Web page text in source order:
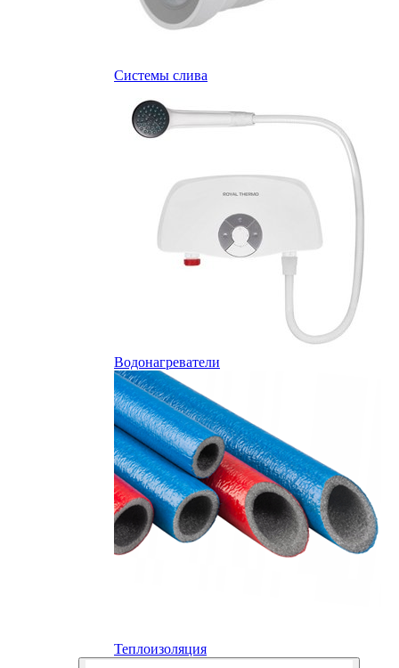
Системы слива
Водонагреватели
Теплоизоляция